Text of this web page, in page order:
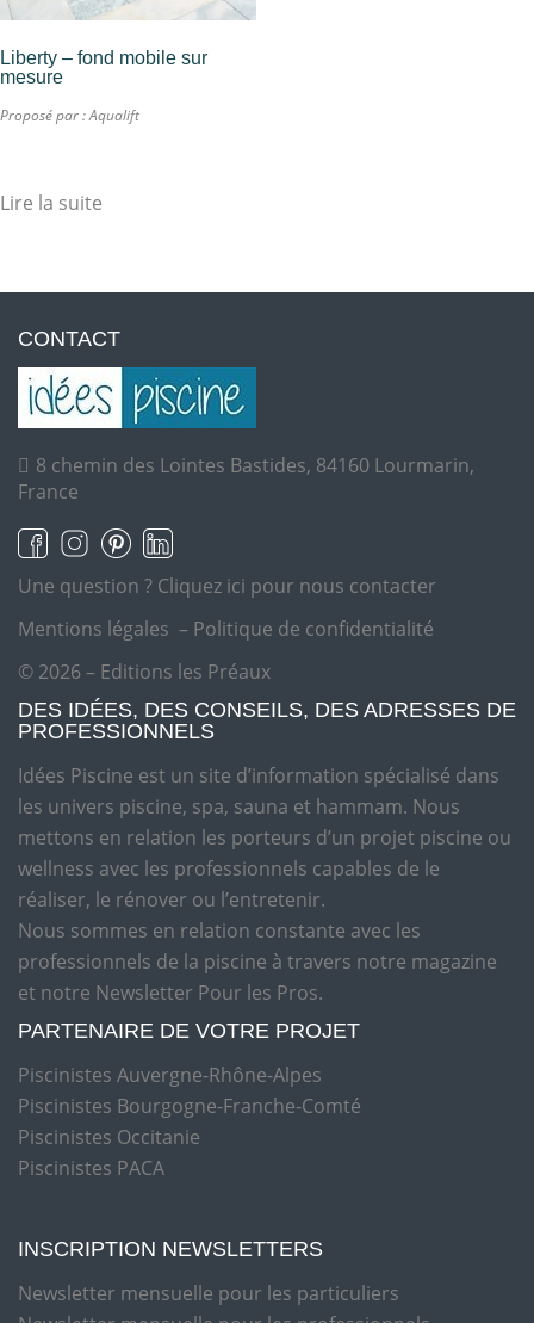
Liberty – fond mobile sur
mesure
Proposé par :Aqualift
Lire la suite
CONTACT
8 chemin des Lointes Bastides, 84160 Lourmarin,
France
Une question ? Cliquez ici pour nous contacter
Mentions légales – Politique de confidentialité
© 2026 – Editions les Préaux
DES IDÉES, DES CONSEILS, DES ADRESSES DE
PROFESSIONNELS
Idées Piscine est un site d’information spécialisé dans
les univers piscine, spa, sauna et hammam. Nous
mettons en relation les porteurs d’un projet piscine ou
wellness avec les professionnels capables de le
réaliser, le rénover ou l’entretenir.
Nous sommes en relation constante avec les
professionnels de la piscine à travers notre magazine
et notre Newsletter Pour les Pros.
PARTENAIRE DE VOTRE PROJET
Piscinistes Auvergne-Rhône-Alpes
Piscinistes Bourgogne-Franche-Comté
Piscinistes Occitanie
Piscinistes PACA
INSCRIPTION NEWSLETTERS
Newsletter mensuelle pour les particuliers